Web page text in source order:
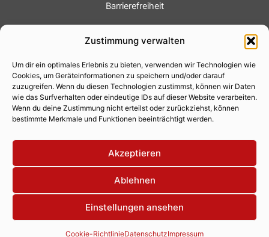
Zustimmung verwalten
Um dir ein optimales Erlebnis zu bieten, verwenden wir Technologien wie
Cookies, um Geräteinformationen zu speichern und/oder darauf
zuzugreifen. Wenn du diesen Technologien zustimmst, können wir Daten
wie das Surfverhalten oder eindeutige IDs auf dieser Website verarbeiten.
Wenn du deine Zustimmung nicht erteilst oder zurückziehst, können
bestimmte Merkmale und Funktionen beeinträchtigt werden.
Akzeptieren
Ablehnen
Einstellungen ansehen
Cookie-RichtlinieDatenschutzImpressum
Barrierefreiheit
Fotoservice
Videoservice
Werbung
Contenterstellung
Lokalnachrichten
Lokalfernsehen
Eventkalender